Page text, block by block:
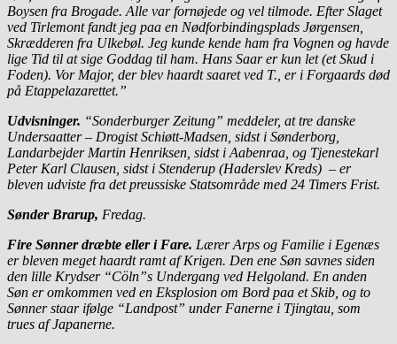
Boysen fra Brogade. Alle var fornøjede og vel tilmode. Efter Slaget
ved Tirlemont fandt jeg paa en Nødforbindingsplads Jørgensen,
Skrædderen fra Ulkebøl. Jeg kunde kende ham fra Vognen og havde
lige Tid til at sige Goddag til ham. Hans Saar er kun let (et Skud i
Foden). Vor Major, der blev haardt saaret ved T., er i Forgaards død
på Etappelazarettet.”
Udvisninger. “Sonderburger Zeitung” meddeler, at tre danske
Undersaatter – Drogist Schiøtt-Madsen, sidst i Sønderborg,
Landarbejder Martin Henriksen, sidst i Aabenraa, og Tjenestekarl
Peter Karl Clausen, sidst i Stenderup (Haderslev Kreds) – er
bleven udviste fra det preussiske Statsområde med 24 Timers Frist.
Sønder Brarup, Fredag.
Fire Sønner dræbte eller i Fare. Lærer Arps og Familie i Egenæs
er bleven meget haardt ramt af Krigen. Den ene Søn savnes siden
den lille Krydser “Cöln”s Undergang ved Helgoland. En anden
Søn er omkommen ved en Eksplosion om Bord paa et Skib, og to
Sønner staar ifølge “Landpost” under Fanerne i Tjingtau, som
trues af Japanerne.